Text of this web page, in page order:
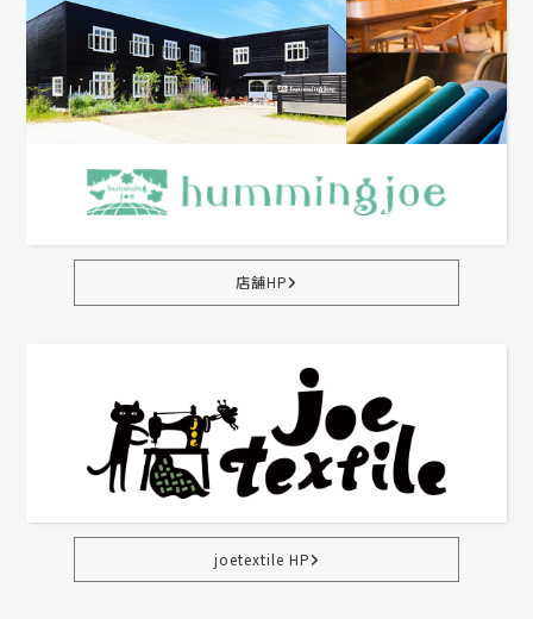
店舗HP
joetextile HP